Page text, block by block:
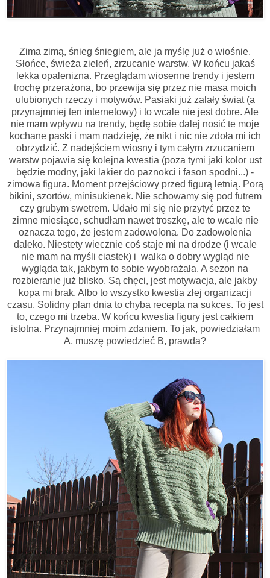
Zima zimą, śnieg śniegiem, ale ja myślę już o wiośnie.
Słońce, świeża zieleń, zrzucanie warstw. W końcu jakaś
lekka opalenizna. Przeglądam wiosenne trendy i jestem
trochę przerażona, bo przewija się przez nie masa moich
ulubionych rzeczy i motywów. Pasiaki już zalały świat (a
przynajmniej ten internetowy) i to wcale nie jest dobre. Ale
nie mam wpływu na trendy, będę sobie dalej nosić te moje
kochane paski i mam nadzieję, że nikt i nic nie zdoła mi ich
obrzydzić. Z nadejściem wiosny i tym całym zrzucaniem
warstw pojawia się kolejna kwestia (poza tymi jaki kolor ust
będzie modny, jaki lakier do paznokci i fason spodni...) -
zimowa figura. Moment przejściowy przed figurą letnią. Porą
bikini, szortów, minisukienek. Nie schowamy się pod futrem
czy grubym swetrem. Udało mi się nie przytyć przez te
zimne miesiące, schudłam nawet troszkę, ale to wcale nie
oznacza tego, że jestem zadowolona. Do zadowolenia
daleko. Niestety wiecznie coś staje mi na drodze (i wcale
nie mam na myśli ciastek) i walka o dobry wygląd nie
wygląda tak, jakbym to sobie wyobrażała. A sezon na
rozbieranie już blisko. Są chęci, jest motywacja, ale jakby
kopa mi brak. Albo to wszystko kwestia złej organizacji
czasu. Solidny plan dnia to chyba recepta na sukces. To jest
to, czego mi trzeba. W końcu kwestia figury jest całkiem
istotna. Przynajmniej moim zdaniem. To jak, powiedziałam
A, muszę powiedzieć B, prawda?